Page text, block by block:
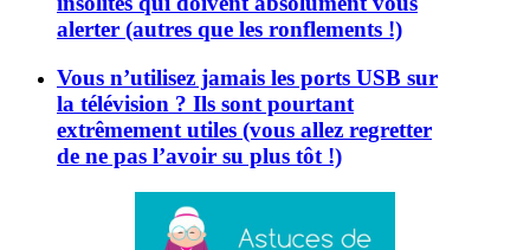
alerter (autres que les ronflements !)
Vous n’utilisez jamais les ports USB sur
la télévision ? Ils sont pourtant
extrêmement utiles (vous allez regretter
de ne pas l’avoir su plus tôt !)